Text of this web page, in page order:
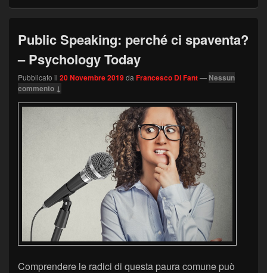
Public Speaking: perché ci spaventa?
– Psychology Today
Pubblicato il 20 Novembre 2019daFrancesco Di Fant— Nessun
commento ↓
Comprendere le radici di questa paura comune può